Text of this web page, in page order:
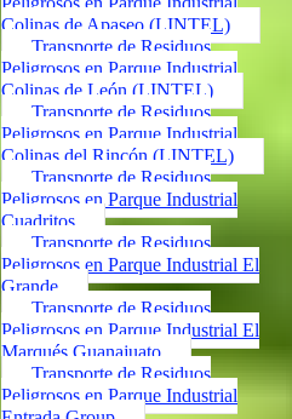
Colinas de Apaseo (LINTEL)
Transporte de Residuos
Peligrosos en Parque Industrial
Colinas de León (LINTEL)
Transporte de Residuos
Peligrosos en Parque Industrial
Colinas del Rincón (LINTEL)
Transporte de Residuos
Peligrosos en Parque Industrial
Cuadritos
Transporte de Residuos
Peligrosos en Parque Industrial El
Grande
Transporte de Residuos
Peligrosos en Parque Industrial El
Marqués Guanajuato
Transporte de Residuos
Peligrosos en Parque Industrial